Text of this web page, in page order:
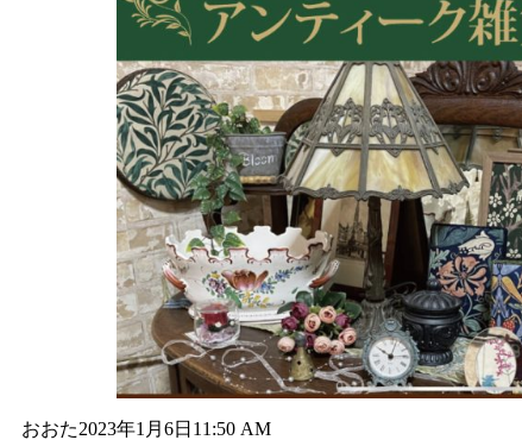
おおた2023年1月6日 11:50 AM